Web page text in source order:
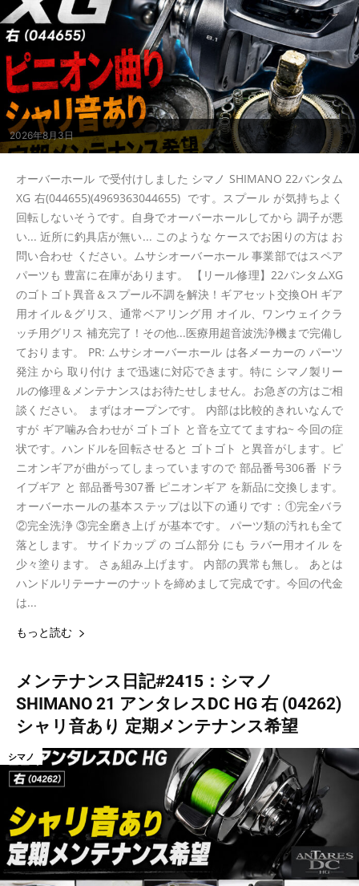
2026年8月3日
オーバーホール で受付けしました シマノ SHIMANO 22バンタム
XG 右(044655)(4969363044655) です。スプール が気持ちよく
回転しないそうです。自身でオーバーホールしてから 調子が悪
い... 近所に釣具店が無い... このような ケースでお困りの方は お
問い合わせ ください。ムサシオーバーホール 事業部ではスペア
パーツも 豊富に在庫があります。 【リール修理】22バンタムXG
のゴトゴト異音＆スプール不調を解決！ギアセット交換OH ギア
用オイル＆グリス、通常ベアリング用 オイル、ワンウェイクラ
ッチ用グリス 補充完了！その他...医療用超音波洗浄機まで完備し
ております。 PR: ムサシオーバーホール は各メーカーの パーツ
発注 から 取り付け まで迅速に対応できます。特に シマノ製リー
ルの修理＆メンテナンスはお待たせしません。お急ぎの方はご相
談ください。 まずはオープンです。 内部は比較的きれいなんで
すが ギア噛み合わせが ゴトゴト と音を立ててますね~ 今回の症
状です。ハンドルを回転させると ゴトゴト と異音がします。ピ
ニオンギアが曲がってしまっていますので 部品番号306番 ドラ
イブギア と 部品番号307番 ピニオンギア を新品に交換します。
オーバーホールの基本ステップは以下の通りです：①完全バラ
②完全洗浄 ③完全磨き上げ が基本です。 パーツ類の汚れも全て
落とします。 サイドカップ の ゴム部分 にも ラバー用オイル を
少々塗ります。 さぁ組み上げます。 内部の異常も無し。 あとは
ハンドルリテーナーのナットを締めまして完成です。今回の代金
は...
もっと読む
メンテナンス日記#2415：シマノ
SHIMANO 21 アンタレスDC HG 右 (04262)
シャリ音あり 定期メンテナンス希望
シマノ